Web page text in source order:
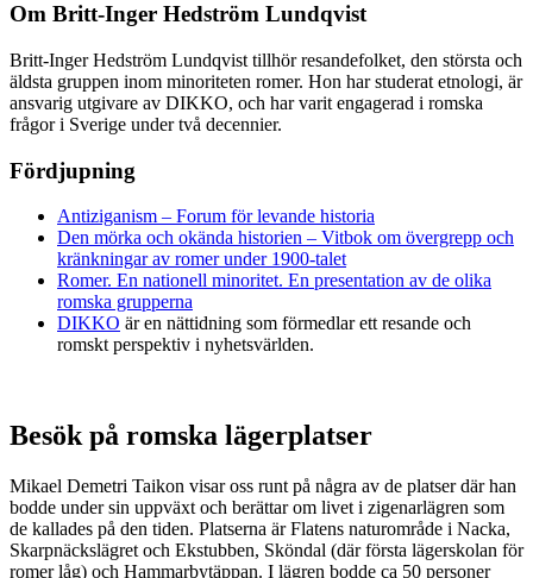
Om Britt-Inger Hedström Lundqvist
Britt-Inger Hedström Lundqvist tillhör resandefolket, den största och
äldsta gruppen inom minoriteten romer. Hon har studerat etnologi, är
ansvarig utgivare av DIKKO, och har varit engagerad i romska
frågor i Sverige under två decennier.
Fördjupning
Antiziganism – Forum för levande historia
Den mörka och okända historien – Vitbok om övergrepp och
kränkningar av romer under 1900-talet
Romer. En nationell minoritet. En presentation av de olika
romska grupperna
DIKKO är en nättidning som förmedlar ett resande och
romskt perspektiv i nyhetsvärlden.
Besök på romska lägerplatser
Mikael Demetri Taikon visar oss runt på några av de platser där han
bodde under sin uppväxt och berättar om livet i zigenarlägren som
de kallades på den tiden. Platserna är Flatens naturområde i Nacka,
Skarpnäckslägret och Ekstubben, Sköndal (där första lägerskolan för
romer låg) och Hammarbytäppan. I lägren bodde ca 50 personer